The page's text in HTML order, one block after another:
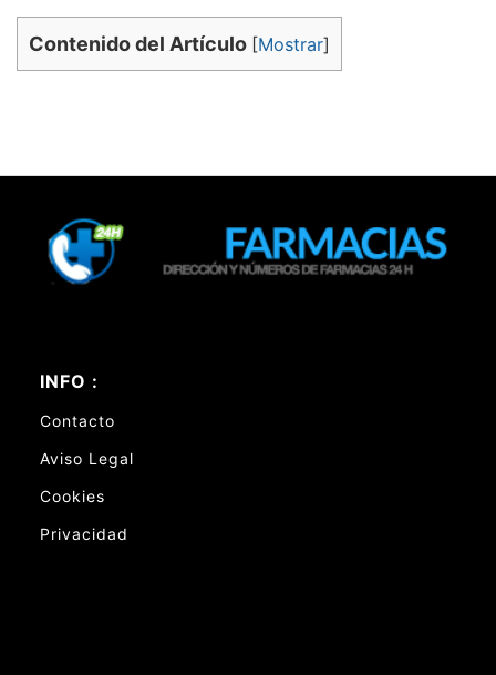
Contenido del Artículo [Mostrar]
INFO :
Contacto
Aviso Legal
Cookies
Privacidad